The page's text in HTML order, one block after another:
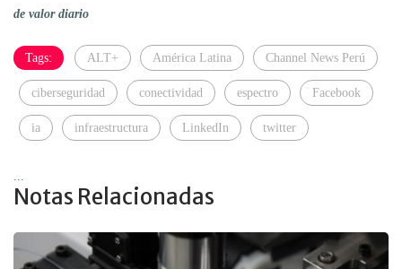
de valor diario
Tags: ALT+ América Latina Channel News Perú
ciberseguridad conectividad espectro Facebook
ia infraestructura LinkedIn twitter
Notas Relacionadas